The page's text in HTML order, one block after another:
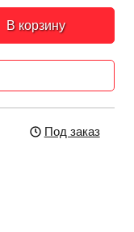
В корзину
Под заказ